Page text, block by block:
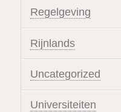
Regelgeving
Rijnlands
Uncategorized
Universiteiten